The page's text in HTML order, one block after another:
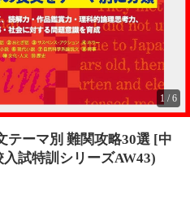
1 /6
テーマ別 難関攻略30選 [中
試特訓シリーズAW43)